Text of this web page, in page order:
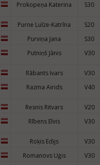
Prokopeņa Katerina S30
Purne Luīze-Katrīna
S20
Purviņa Jana
S30
Putniņš Jānis V30
Rābants Ivars
V30
Razma Airids V40
Resnis Ritvars
V20
Rībens Elvis V30
Roķis Edijs
V30
Romanovs Uģis
V30